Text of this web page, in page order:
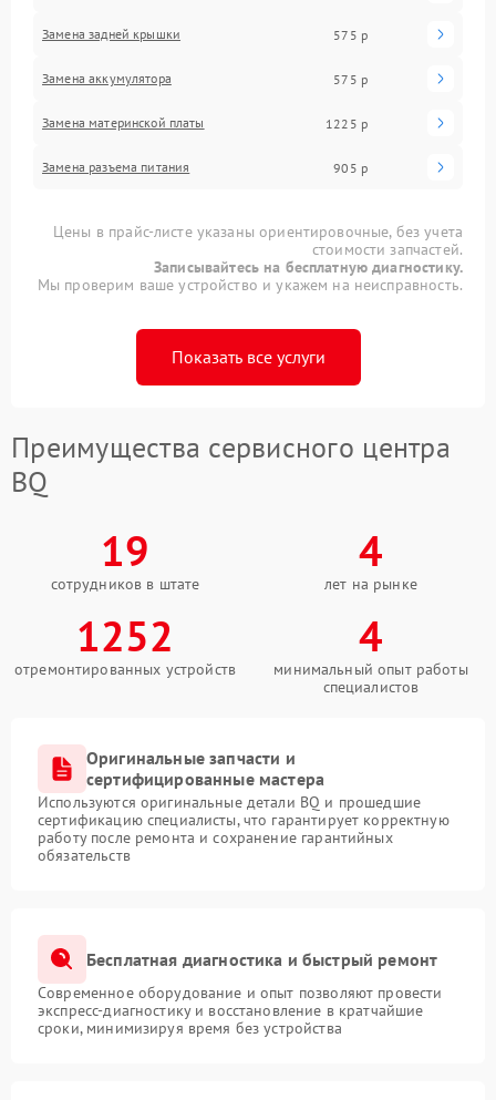
Замена задней крышки 575 р
Замена аккумулятора 575 р
Замена материнской платы 1225 р
Замена разъема питания 905 р
Цены в прайс-листе указаны ориентировочные, без учета
стоимости запчастей.
Записывайтесь на бесплатную диагностику.
Мы проверим ваше устройство и укажем на неисправность.
Показать все услуги
Преимущества сервисного центра
BQ
19
сотрудников в штате
4
лет на рынке
1252
отремонтированных устройств
4
минимальный опыт работы
специалистов
Оригинальные запчасти и
сертифицированные мастера
Используются оригинальные детали BQ и прошедшие
сертификацию специалисты, что гарантирует корректную
работу после ремонта и сохранение гарантийных
обязательств
Бесплатная диагностика и быстрый ремонт
Современное оборудование и опыт позволяют провести
экспресс-диагностику и восстановление в кратчайшие
сроки, минимизируя время без устройства